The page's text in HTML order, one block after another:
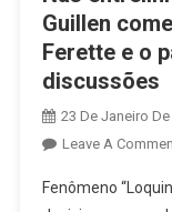
Guillen
Ferette e o
discussões
23 De Janeiro
Leave A
Fenômeno